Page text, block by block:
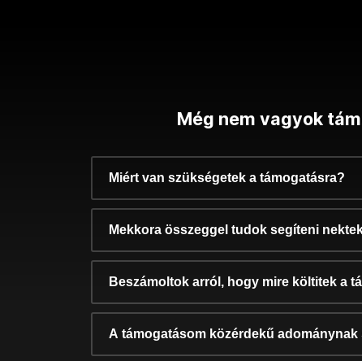
Még nem vagyok
Miért van szükségetek a támogatásra?
Mekkora összeggel tudok segíteni
Beszámoltok arról, hogy mire költitek a
A támogatásom közérdekű adománynak